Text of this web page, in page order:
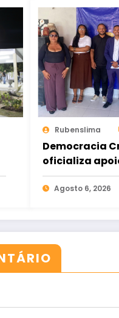
Rubenslima
Democracia
oficializa
Gomes e
aliança da
Agosto 6, 2026